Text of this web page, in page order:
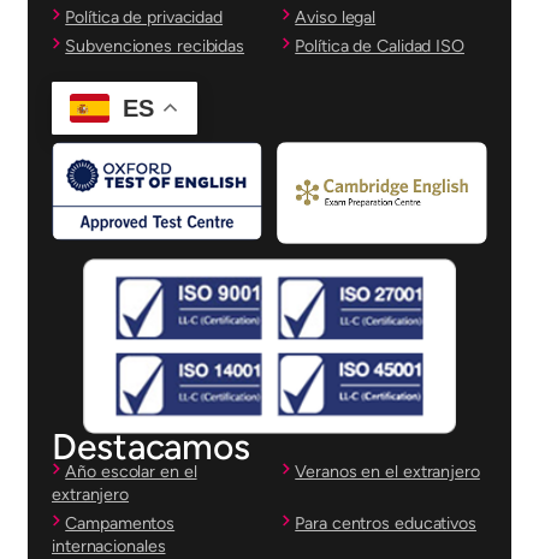
Política de privacidad
Aviso legal
Subvenciones recibidas
Política de Calidad ISO
ES
Destacamos
Año escolar en el
extranjero
Veranos en el extranjero
Campamentos
internacionales
Para centros educativos